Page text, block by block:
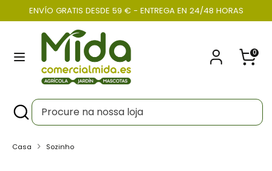
para
conteúdo
ENVÍO GRATIS DESDE 59 € - ENTREGA EN 24/48 HORAS
0
Moeda
PORTUGAL (EUR €)
ProcurarProcure
na
loja
ProcurarProcure
na
Fechar
Casa Sozinho